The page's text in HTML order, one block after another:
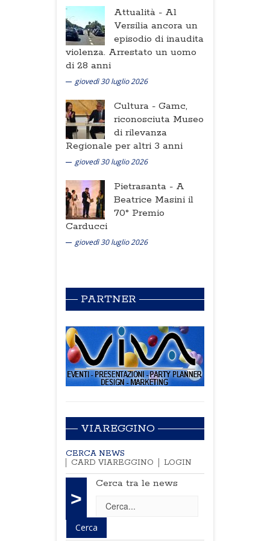
Attualità - Al
Versilia ancora un
episodio di inaudita
violenza. Arrestato un uomo
di 28 anni
giovedì 30 luglio 2026
Cultura - Gamc,
riconosciuta Museo
di rilevanza
Regionale per altri 3 anni
giovedì 30 luglio 2026
Pietrasanta - A
Beatrice Masini il
70° Premio
Carducci
giovedì 30 luglio 2026
PARTNER
VIAREGGINO
CERCA NEWS
CARD VIAREGGINO
LOGIN
>
Cerca tra le news